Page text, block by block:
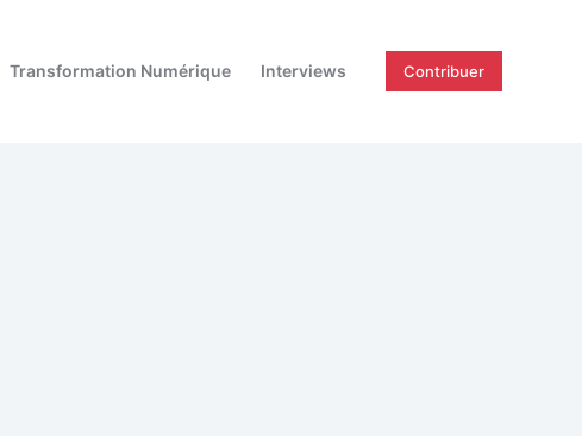
Transformation Numérique Interviews Contribuer